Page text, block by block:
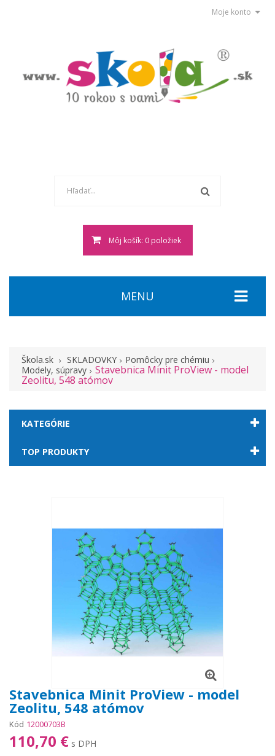
Moje konto
Môj košík: 0 položiek
MENU
Škola.sk SKLADOVKY
Pomôcky pre chémiu
Modely, súpravy
Stavebnica Minit ProView - model
Zeolitu, 548 atómov
KATEGÓRIE
TOP PRODUKTY
Stavebnica Minit ProView - model
Zeolitu, 548 atómov
Kód 12000703B
110,70 € s DPH